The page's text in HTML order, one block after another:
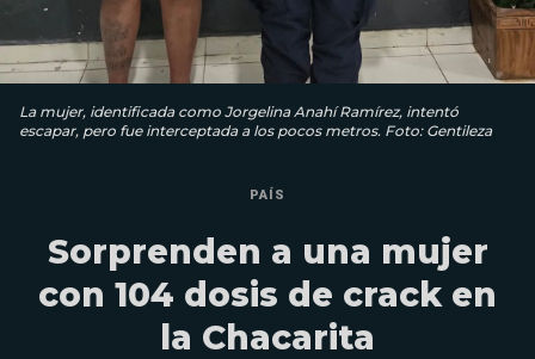
La mujer, identificada como Jorgelina Anahí Ramírez, intentó
escapar, pero fue interceptada a los pocos metros. Foto: Gentileza
PAÍS
Sorprenden a una mujer
con 104 dosis de crack en
la Chacarita